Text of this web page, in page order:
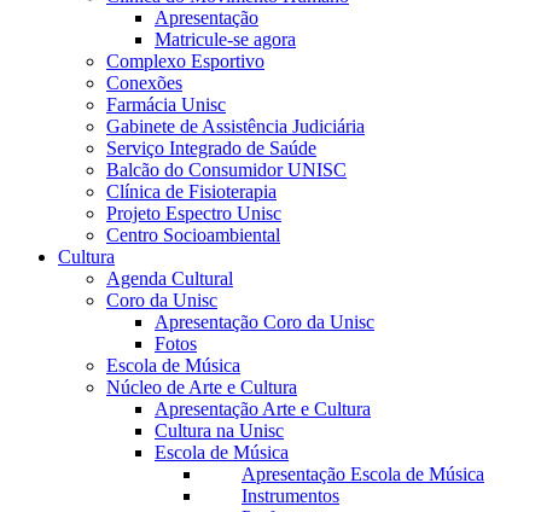
Apresentação
Matricule-se agora
Complexo Esportivo
Conexões
Farmácia Unisc
Gabinete de Assistência Judiciária
Serviço Integrado de Saúde
Balcão do Consumidor UNISC
Clínica de Fisioterapia
Projeto Espectro Unisc
Centro Socioambiental
Cultura
Agenda Cultural
Coro da Unisc
Apresentação Coro da Unisc
Fotos
Escola de Música
Núcleo de Arte e Cultura
Apresentação Arte e Cultura
Cultura na Unisc
Escola de Música
Apresentação Escola de Música
Instrumentos